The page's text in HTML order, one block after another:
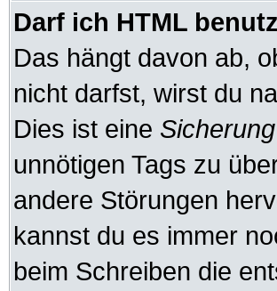
Darf ich HTML
Das hängt davon ab,
nicht darfst, wirst du
Dies ist eine Sicherung
unnötigen Tags zu
andere Störungen
kannst du es immer
beim Schreiben die